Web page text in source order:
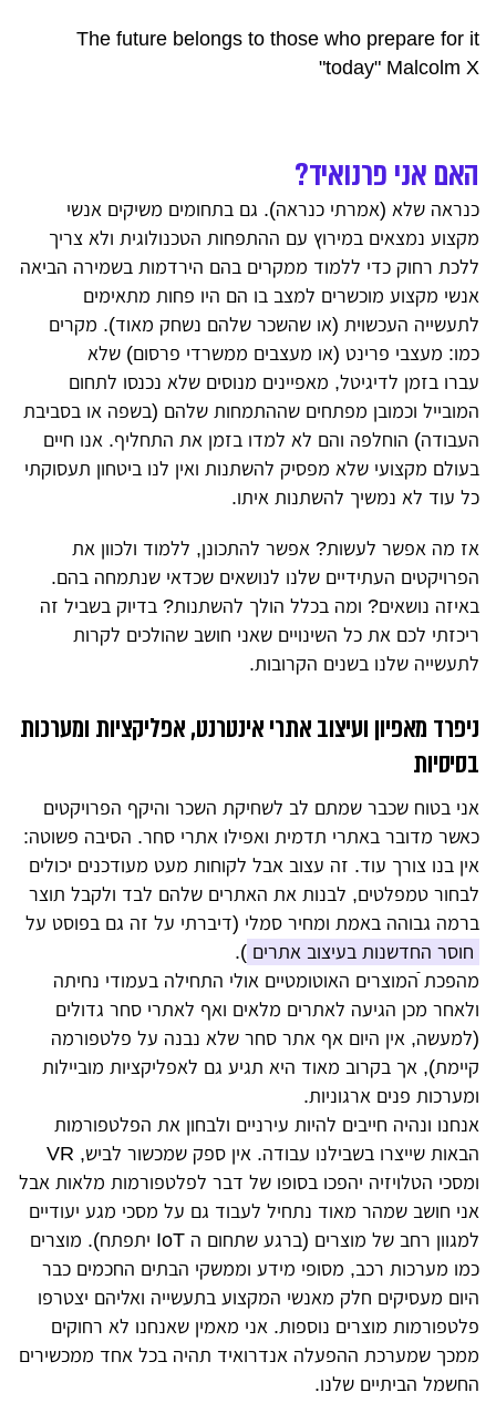
The future belongs to those who prepare for it
today" Malcolm X"
האם אני פרנואיד?
כנראה שלא (אמרתי כנראה). גם בתחומים משיקים אנשי
מקצוע נמצאים במירוץ עם ההתפחות הטכנולוגית ולא צריך
ללכת רחוק כדי ללמוד ממקרים בהם הירדמות בשמירה הביאה
אנשי מקצוע מוכשרים למצב בו הם היו פחות מתאימים
לתעשייה העכשוית (או שהשכר שלהם נשחק מאוד). מקרים
כמו: מעצבי פרינט (או מעצבים ממשרדי פרסום) שלא
עברו בזמן לדיגיטל, מאפיינים מנוסים שלא נכנסו לתחום
המובייל וכמובן מפתחים שההתמחות שלהם (בשפה או בסביבת
העבודה) הוחלפה והם לא למדו בזמן את התחליף. אנו חיים
בעולם מקצועי שלא מפסיק להשתנות ואין לנו ביטחון תעסוקתי
כל עוד לא נמשיך להשתנות איתו.
אז מה אפשר לעשות? אפשר להתכונן, ללמוד ולכוון את
הפרויקטים העתידיים שלנו לנושאים שכדאי שנתמחה בהם.
באיזה נושאים? ומה בכלל הולך להשתנות? בדיוק בשביל זה
ריכזתי לכם את כל השינויים שאני חושב שהולכים לקרות
לתעשייה שלנו בשנים הקרובות.
ניפרד מאפיון ועיצוב אתרי אינטרנט, אפליקציות ומערכות
בסיסיות
אני בטוח שכבר שמתם לב לשחיקת השכר והיקף הפרויקטים
כאשר מדובר באתרי תדמית ואפילו אתרי סחר. הסיבה פשוטה:
אין בנו צורך עוד. זה עצוב אבל לקוחות מעט מעודכנים יכולים
לבחור טמפלטים, לבנות את האתרים שלהם לבד ולקבל תוצר
ברמה גבוהה באמת ומחיר סמלי (דיברתי על זה גם בפוסט על
חוסר החדשנות בעיצוב אתרים ).
מהפכת ֿהמוצרים האוטומטיים אולי התחילה בעמודי נחיתה
ולאחר מכן הגיעה לאתרים מלאים ואף לאתרי סחר גדולים
(למעשה, אין היום אף אתר סחר שלא נבנה על פלטפורמה
קיימת), אך בקרוב מאוד היא תגיע גם לאפליקציות מוביילות
ומערכות פנים ארגוניות.
אנחנו ונהיה חייבים להיות עירניים ולבחון את הפלטפורמות
הבאות שייצרו בשבילנו עבודה. אין ספק שמכשור לביש, VR
ומסכי הטלויזיה יהפכו בסופו של דבר לפלטפורמות מלאות אבל
אני חושב שמהר מאוד נתחיל לעבוד גם על מסכי מגע יעודיים
למגוון רחב של מוצרים (ברגע שתחום ה IoT יתפתח). מוצרים
כמו מערכות רכב, מסופי מידע וממשקי הבתים החכמים כבר
היום מעסיקים חלק מאנשי המקצוע בתעשייה ואליהם יצטרפו
פלטפורמות מוצרים נוספות. אני מאמין שאנחנו לא רחוקים
ממכך שמערכת ההפעלה אנדרואיד תהיה בכל אחד ממכשירים
החשמל הביתיים שלנו.